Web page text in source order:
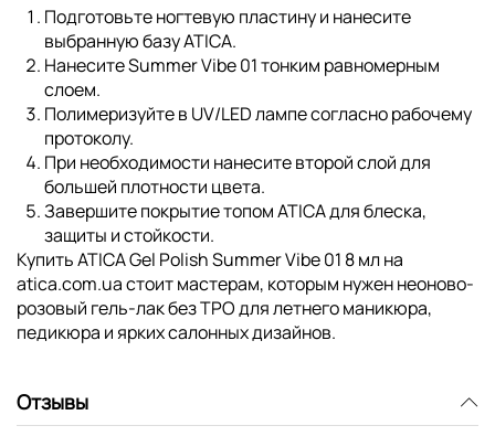
Подготовьте ногтевую пластину и нанесите
выбранную базу ATICA.
Нанесите Summer Vibe 01 тонким равномерным
слоем.
Полимеризуйте в UV/LED лампе согласно рабочему
протоколу.
При необходимости нанесите второй слой для
большей плотности цвета.
Завершите покрытие топом ATICA для блеска,
защиты и стойкости.
КупитьATICA Gel Polish Summer Vibe 01 8 млна
atica.com.ua стоит мастерам, которым нужен неоново-
розовый гель-лак без TPO для летнего маникюра,
педикюра и ярких салонных дизайнов.
Отзывы